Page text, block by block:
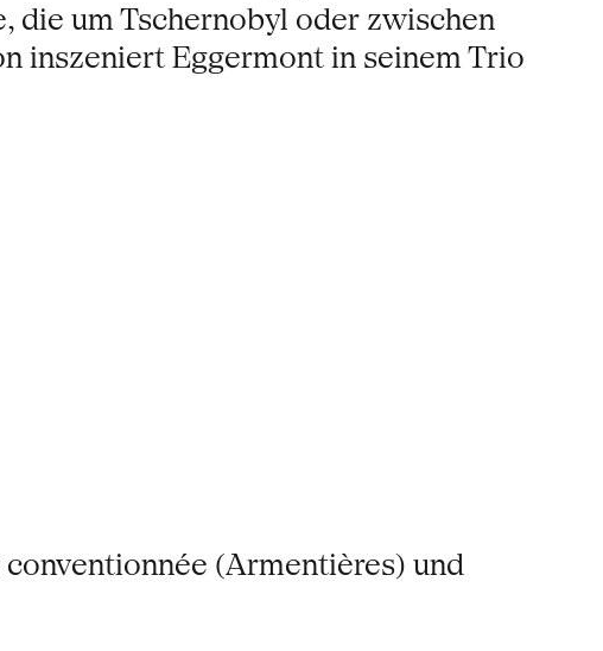
die um Tschernobyl oder zwischen
inszeniert Eggermont in seinem Trio
(Armentières) und